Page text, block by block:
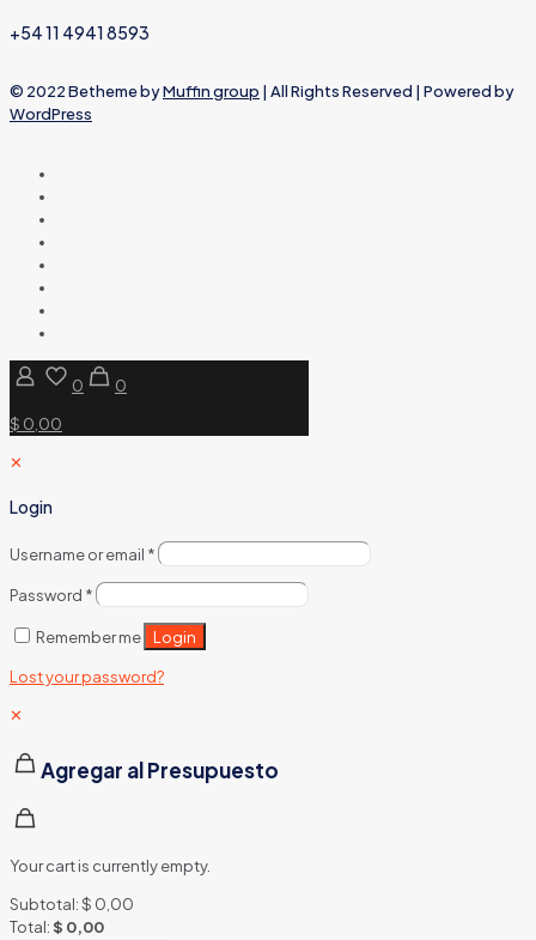
+54 11 4941 8593
© 2022 Betheme byMuffin group | All Rights Reserved | Powered by
WordPress
0
0
$ 0,00
✕
Login
Username or email *
Password *
Remember me Login
Lost your password?
✕
Agregar al Presupuesto
Your cart is currently empty.
Subtotal:$ 0,00
Total:$ 0,00